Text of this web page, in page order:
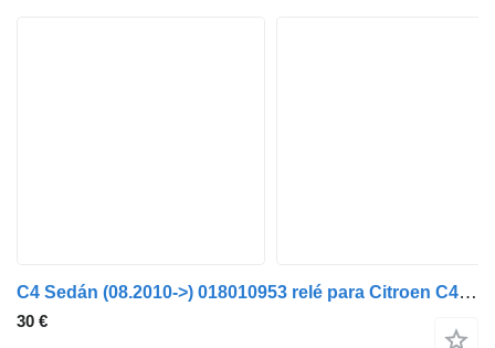
C4 Sedán (08.2010->) 018010953 relé para Citroen C4 Berlina (08.2010->) coche
30 €